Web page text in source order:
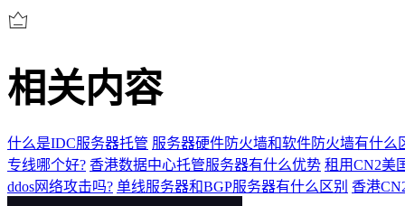
相关内容
什么是IDC服务器托管 服务器硬件防火墙和软件防火墙有什么
专线哪个好? 香港数据中心托管服务器有什么优势 租用CN2美
ddos网络攻击吗? 单线服务器和BGP服务器有什么区别 香港